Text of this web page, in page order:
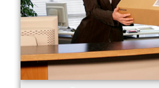
Слобожанское
Смела
Софиевская Борщаговка
Сокольники
Солоницевка